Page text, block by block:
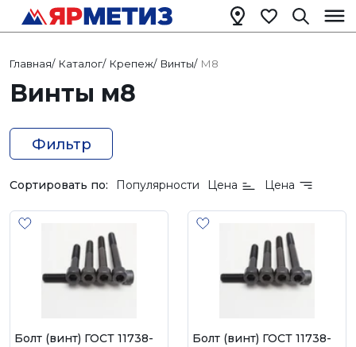
Главная/ Каталог/ Крепеж/ Винты/ М8
Винты м8
Фильтр
Сортировать по: Популярности Цена Цена
Болт (винт) ГОСТ 11738-
Болт (винт) ГОСТ 11738-